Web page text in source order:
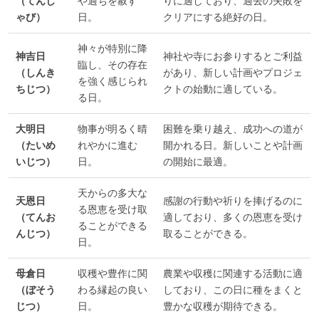
ゃび）
日。
クリアにする絶好の日。
神吉日
（しんき
ちじつ）
神々が特別に降
臨し、その存在
を強く感じられ
る日。
神社や寺にお参りするとご利益
があり、新しい計画やプロジェ
クトの始動に適している。
大明日
（たいめ
いじつ）
物事が明るく晴
れやかに進む
日。
困難を乗り越え、成功への道が
開かれる日。新しいことや計画
の開始に最適。
天恩日
（てんお
んじつ）
天からの多大な
る恩恵を受け取
ることができる
日。
感謝の行動や祈りを捧げるのに
適しており、多くの恩恵を受け
取ることができる。
母倉日
（ぼそう
じつ）
収穫や豊作に関
わる縁起の良い
日。
農業や収穫に関連する活動に適
しており、この日に種をまくと
豊かな収穫が期待できる。